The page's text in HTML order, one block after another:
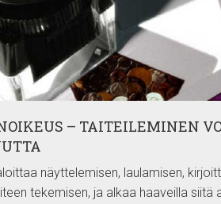
– TAITEILEMINEN
näyttelemisen, laulamisen,
tekemisen, ja alkaa haaveilla siitä